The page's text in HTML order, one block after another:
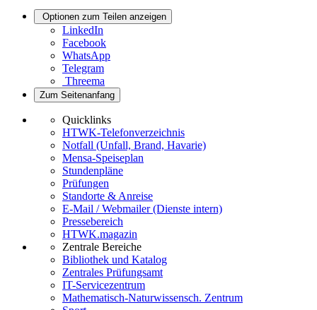
Optionen zum Teilen anzeigen
LinkedIn
Facebook
WhatsApp
Telegram
Threema
Zum Seitenanfang
Quicklinks
HTWK-Telefonverzeichnis
Notfall (Unfall, Brand, Havarie)
Mensa-Speiseplan
Stundenpläne
Prüfungen
Standorte & Anreise
E-Mail / Webmailer (Dienste intern)
Pressebereich
HTWK.magazin
Zentrale Bereiche
Bibliothek und Katalog
Zentrales Prüfungsamt
IT-Servicezentrum
Mathematisch-Naturwissensch. Zentrum